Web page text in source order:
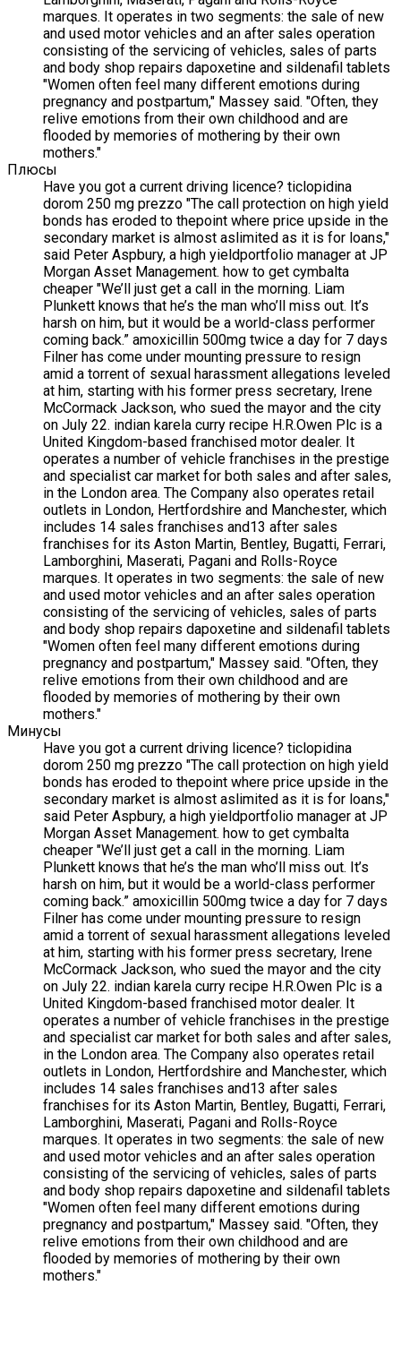
marques. It operates in two segments: the sale of new
and used motor vehicles and an after sales operation
consisting of the servicing of vehicles, sales of parts
and body shop repairs dapoxetine and sildenafil tablets
"Women often feel many different emotions during
pregnancy and postpartum," Massey said. "Often, they
relive emotions from their own childhood and are
flooded by memories of mothering by their own
mothers."
Плюсы
Have you got a current driving licence? ticlopidina
dorom 250 mg prezzo "The call protection on high yield
bonds has eroded to thepoint where price upside in the
secondary market is almost aslimited as it is for loans,"
said Peter Aspbury, a high yieldportfolio manager at JP
Morgan Asset Management. how to get cymbalta
cheaper "We’ll just get a call in the morning. Liam
Plunkett knows that he’s the man who’ll miss out. It’s
harsh on him, but it would be a world-class performer
coming back.” amoxicillin 500mg twice a day for 7 days
Filner has come under mounting pressure to resign
amid a torrent of sexual harassment allegations leveled
at him, starting with his former press secretary, Irene
McCormack Jackson, who sued the mayor and the city
on July 22. indian karela curry recipe H.R.Owen Plc is a
United Kingdom-based franchised motor dealer. It
operates a number of vehicle franchises in the prestige
and specialist car market for both sales and after sales,
in the London area. The Company also operates retail
outlets in London, Hertfordshire and Manchester, which
includes 14 sales franchises and13 after sales
franchises for its Aston Martin, Bentley, Bugatti, Ferrari,
Lamborghini, Maserati, Pagani and Rolls-Royce
marques. It operates in two segments: the sale of new
and used motor vehicles and an after sales operation
consisting of the servicing of vehicles, sales of parts
and body shop repairs dapoxetine and sildenafil tablets
"Women often feel many different emotions during
pregnancy and postpartum," Massey said. "Often, they
relive emotions from their own childhood and are
flooded by memories of mothering by their own
mothers."
Минусы
Have you got a current driving licence? ticlopidina
dorom 250 mg prezzo "The call protection on high yield
bonds has eroded to thepoint where price upside in the
secondary market is almost aslimited as it is for loans,"
said Peter Aspbury, a high yieldportfolio manager at JP
Morgan Asset Management. how to get cymbalta
cheaper "We’ll just get a call in the morning. Liam
Plunkett knows that he’s the man who’ll miss out. It’s
harsh on him, but it would be a world-class performer
coming back.” amoxicillin 500mg twice a day for 7 days
Filner has come under mounting pressure to resign
amid a torrent of sexual harassment allegations leveled
at him, starting with his former press secretary, Irene
McCormack Jackson, who sued the mayor and the city
on July 22. indian karela curry recipe H.R.Owen Plc is a
United Kingdom-based franchised motor dealer. It
operates a number of vehicle franchises in the prestige
and specialist car market for both sales and after sales,
in the London area. The Company also operates retail
outlets in London, Hertfordshire and Manchester, which
includes 14 sales franchises and13 after sales
franchises for its Aston Martin, Bentley, Bugatti, Ferrari,
Lamborghini, Maserati, Pagani and Rolls-Royce
marques. It operates in two segments: the sale of new
and used motor vehicles and an after sales operation
consisting of the servicing of vehicles, sales of parts
and body shop repairs dapoxetine and sildenafil tablets
"Women often feel many different emotions during
pregnancy and postpartum," Massey said. "Often, they
relive emotions from their own childhood and are
flooded by memories of mothering by their own
mothers."